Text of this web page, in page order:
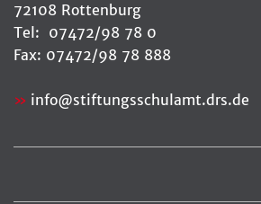
72108 Rottenburg
Tel: 07472/98 78 0
Fax: 07472/98 78 888
info@stiftungsschulamt.drs.de